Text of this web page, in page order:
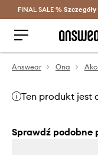
FINAL SALE % Szczegóły
Answear Ona
Ten produkt jest
Sprawdź podobne